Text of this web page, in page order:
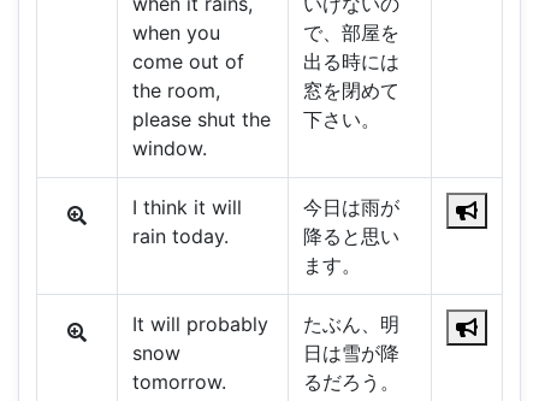
when you
come out of
the room,
please shut the
window.
で、部屋を
出る時には
窓を閉めて
下さい。
I think it will
rain today.
今日は雨が
降ると思い
ます。
It will probably
snow
tomorrow.
たぶん、明
日は雪が降
るだろう。